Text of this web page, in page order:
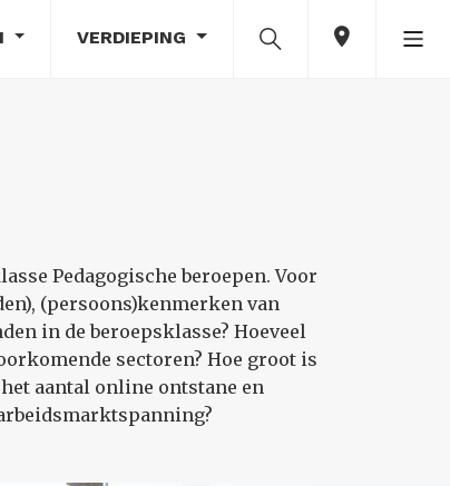
VERDIEPING
Pedagogische beroepen. Voor
(persoons)kenmerken van
in de beroepsklasse? Hoeveel
sectoren? Hoe groot is
aantal online ontstane en